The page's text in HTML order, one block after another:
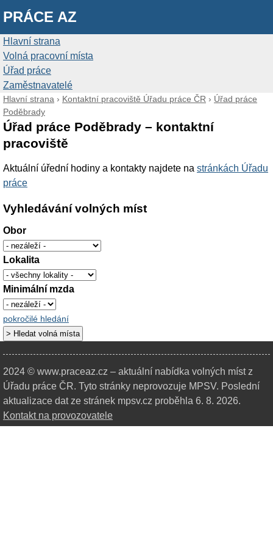
PRÁCE AZ
Hlavní strana
Volná pracovní místa
Úřad práce
Zaměstnavatelé
Hlavní strana › Kontaktní pracoviště Úřadu práce ČR › Úřad práce
Poděbrady
Úřad práce Poděbrady – kontaktní
pracoviště
Aktuální úřední hodiny a kontakty najdete na stránkách Úřadu
práce
Vyhledávání volných míst
Obor
Lokalita
Minimální mzda
pokročilé hledání
2024 © www.praceaz.cz – aktuální nabídka volných míst z
Úřadu práce ČR. Tyto stránky neprovozuje MPSV. Poslední
aktualizace dat ze stránek mpsv.cz proběhla 6. 8. 2026.
Kontakt na provozovatele